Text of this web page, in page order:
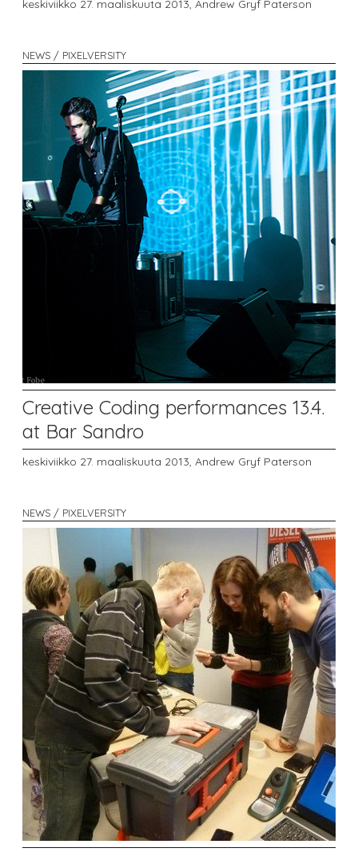
keskiviikko 27. maaliskuuta 2013, Andrew Gryf Paterson
NEWS / PIXELVERSITY
Creative Coding performances 13.4.
at Bar Sandro
keskiviikko 27. maaliskuuta 2013, Andrew Gryf Paterson
NEWS / PIXELVERSITY